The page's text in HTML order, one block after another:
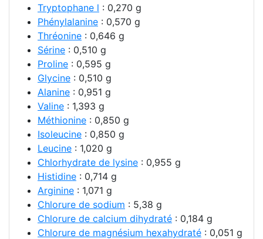
Tryptophane l : 0,270 g
Phénylalanine : 0,570 g
Thréonine : 0,646 g
Sérine : 0,510 g
Proline : 0,595 g
Glycine : 0,510 g
Alanine : 0,951 g
Valine : 1,393 g
Méthionine : 0,850 g
Isoleucine : 0,850 g
Leucine : 1,020 g
Chlorhydrate de lysine : 0,955 g
Histidine : 0,714 g
Arginine : 1,071 g
Chlorure de sodium : 5,38 g
Chlorure de calcium dihydraté : 0,184 g
Chlorure de magnésium hexahydraté : 0,051 g